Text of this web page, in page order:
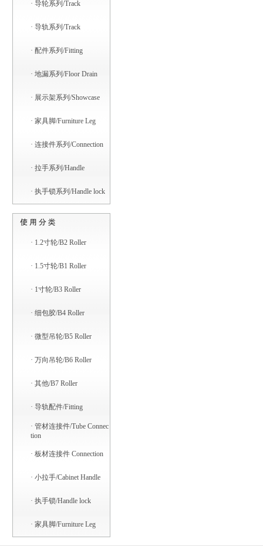
· 导轮系列/Track
· 导轨系列/Track
· 配件系列/Fitting
· 地漏系列/Floor Drain
· 展示架系列/Showcase
· 家具脚/Furniture Leg
· 连接件系列/Connection
· 拉手系列/Handle
· 执手锁系列/Handle lock
· 1.2寸轮/B2 Roller
· 1.5寸轮/B1 Roller
· 1寸轮/B3 Roller
· 细包胶/B4 Roller
· 微型吊轮/B5 Roller
· 万向吊轮/B6 Roller
· 其他/B7 Roller
· 导轨配件/Fitting
· 管材连接件/Tube Connec
tion
· 板材连接件 Connection
· 小拉手/Cabinet Handle
· 执手锁/Handle lock
· 家具脚/Furniture Leg